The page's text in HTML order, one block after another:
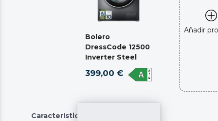
Bolero
DressCode 12500
Inverter Steel
399,00 €
Añadir
Características